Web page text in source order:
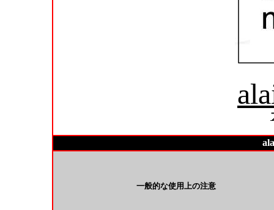
一般的な使用上の注意